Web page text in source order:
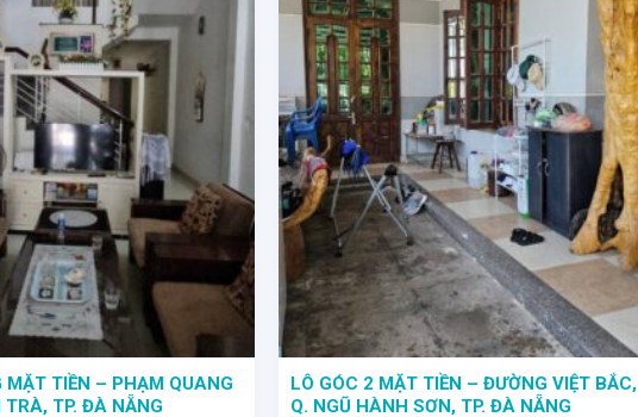
MẶT TIỀN – PHẠM QUANG
TRÀ, TP. ĐÀ NẴNG
LÔ GÓC 2 MẶT TIỀN – ĐƯỜNG VIỆT BẮC,
Q. NGŨ HÀNH SƠN, TP. ĐÀ NẴNG